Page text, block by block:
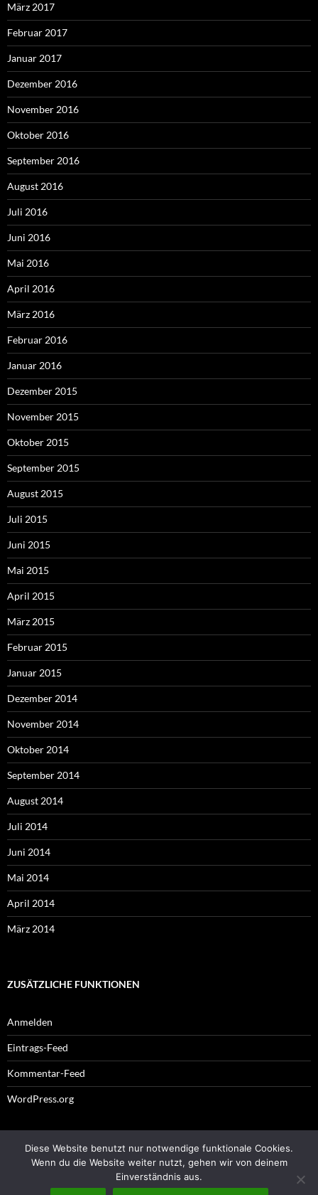
März 2017
Februar 2017
Januar 2017
Dezember 2016
November 2016
Oktober 2016
September 2016
August 2016
Juli 2016
Juni 2016
Mai 2016
April 2016
März 2016
Februar 2016
Januar 2016
Dezember 2015
November 2015
Oktober 2015
September 2015
August 2015
Juli 2015
Juni 2015
Mai 2015
April 2015
März 2015
Februar 2015
Januar 2015
Dezember 2014
November 2014
Oktober 2014
September 2014
August 2014
Juli 2014
Juni 2014
Mai 2014
April 2014
März 2014
ZUSÄTZLICHE FUNKTIONEN
Anmelden
Eintrags-Feed
Kommentar-Feed
WordPress.org
Impressum
Diese Website benutzt nur notwendige funktionale Cookies.
Wenn du die Website weiter nutzt, gehen wir von deinem
Einverständnis aus.